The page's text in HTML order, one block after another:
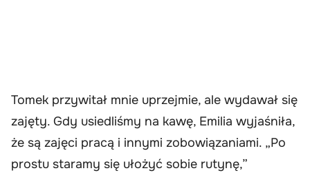
Tomek przywitał mnie uprzejmie, ale wydawał się
zajęty. Gdy usiedliśmy na kawę, Emilia wyjaśniła,
że są zajęci pracą i innymi zobowiązaniami. „Po
prostu staramy się ułożyć sobie rutynę,”